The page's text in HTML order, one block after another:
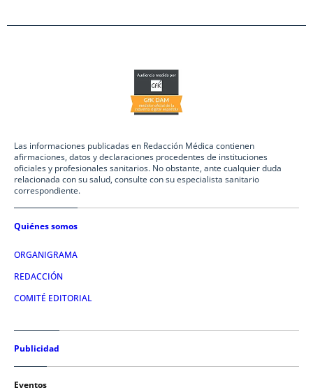
Las informaciones publicadas en Redacción Médica contienen
afirmaciones, datos y declaraciones procedentes de instituciones
oficiales y profesionales sanitarios. No obstante, ante cualquier duda
relacionada con su salud, consulte con su especialista sanitario
correspondiente.
Quiénes somos
ORGANIGRAMA
REDACCIÓN
COMITÉ EDITORIAL
Publicidad
Eventos